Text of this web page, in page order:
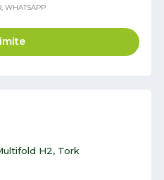
WHATSAPP
H2, Tork